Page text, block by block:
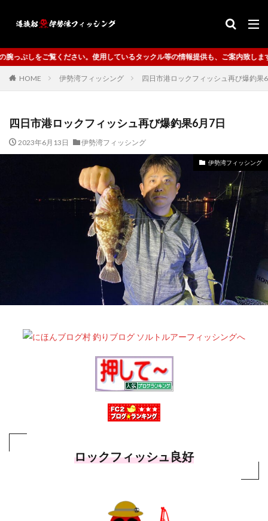
。使用しているタックル等の情報提供も、ご案内致します。
HOME 伊勢湾フィッシング 四日市港ロックフィッシュ再び爆釣果
四日市港ロックフィッシュ再び爆釣果6月7日
2023年6月13日 伊勢湾フィッシング
伊勢湾フィッシング
ロックフィッシュ良好